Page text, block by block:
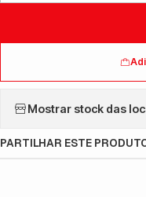
Mostrar stock das
PARTILHAR ESTE